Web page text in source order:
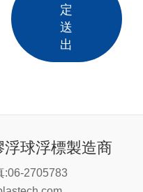
定
送
出
球浮標製造商
:06-2705783